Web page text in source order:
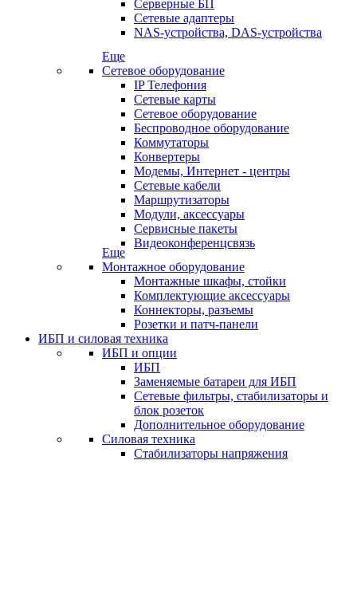
Серверные БП
Сетевые адаптеры
NAS-устройства, DAS-устройства
Еще
Сетевое оборудование
IP Телефония
Сетевые карты
Сетевое оборудование
Беспроводное оборудование
Коммутаторы
Конвертеры
Модемы, Интернет - центры
Сетевые кабели
Маршрутизаторы
Модули, аксессуары
Сервисные пакеты
Видеоконференцсвязь
Еще
Монтажное оборудование
Монтажные шкафы, стойки
Комплектующие аксессуары
Коннекторы, разъемы
Розетки и патч-панели
ИБП и силовая техника
ИБП и опции
ИБП
Заменяемые батареи для ИБП
Сетевые фильтры, стабилизаторы и
блок розеток
Дополнительное оборудование
Силовая техника
Стабилизаторы напряжения